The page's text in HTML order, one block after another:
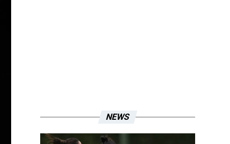
NEWS